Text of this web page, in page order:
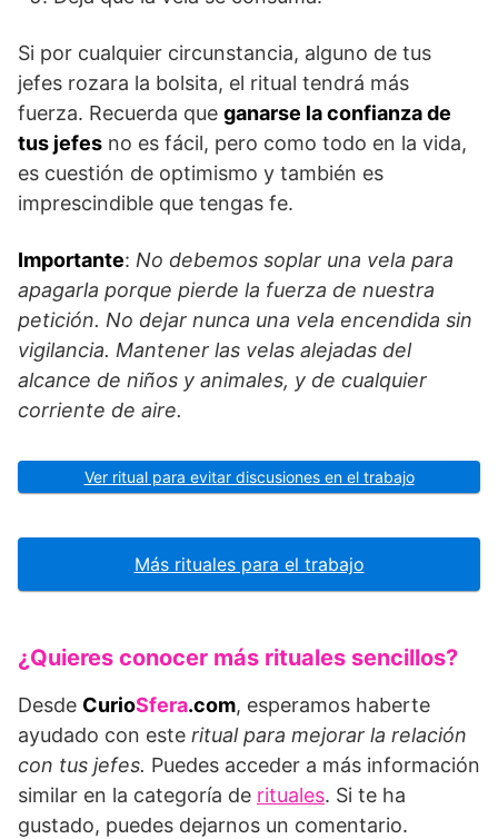
Si por cualquier circunstancia, alguno de tus
jefes rozara la bolsita, el ritual tendrá más
fuerza. Recuerda que ganarse la confianza de
tus jefes no es fácil, pero como todo en la vida,
es cuestión de optimismo y también es
imprescindible que tengas fe.
Importante: No debemos soplar una vela para
apagarla porque pierde la fuerza de nuestra
petición. No dejar nunca una vela encendida sin
vigilancia. Mantener las velas alejadas del
alcance de niños y animales, y de cualquier
corriente de aire.
Ver ritual para evitar discusiones en el trabajo
Más rituales para el trabajo
¿Quieres conocer más rituales sencillos?
Desde CurioSfera.com, esperamos haberte
ayudado con este ritual para mejorar la relación
con tus jefes. Puedes acceder a más información
similar en la categoría de rituales. Si te ha
gustado, puedes dejarnos un comentario.